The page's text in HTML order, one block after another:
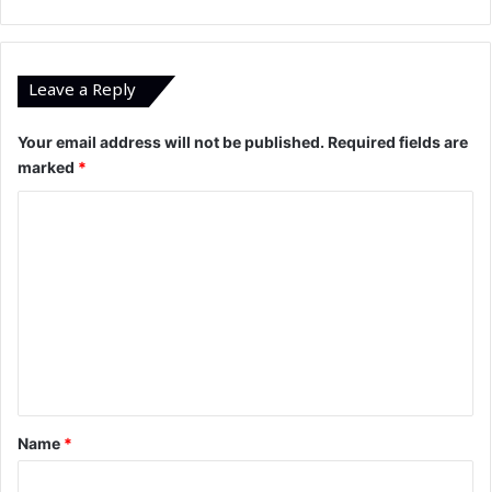
Leave a Reply
Your email address will not be published. Required fields are
marked *
*
Name *